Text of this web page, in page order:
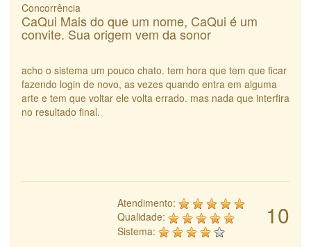
Concorrência
CaQui Mais do que um nome, CaQui é um
convite. Sua origem vem da sonor
acho o sistema um pouco chato. tem hora que tem que ficar
fazendo login de novo, as vezes quando entra em alguma
arte e tem que voltar ele volta errado. mas nada que interfira
no resultado final.
10
Atendimento:
Qualidade:
Sistema: